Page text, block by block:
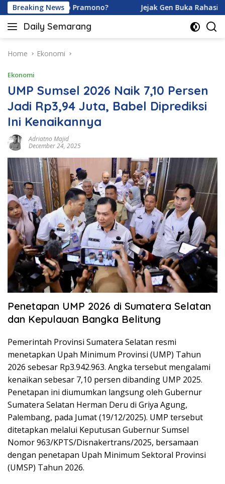
Skip
to
content
Breaking News
Ardhito Pramono? Jejak Gen Buka Rahasia Kucing
Daily Semarang
"Semarang
Ini:
Terkini
untuk
Anda"
Home Ekonomi
Ekonomi
UMP Sumsel 2026 Naik 7,10 Persen
Jadi Rp3,94 Juta, Babel Diprediksi
Ini Kenaikannya
Adriatno Majid
December 24, 2025
Penetapan UMP 2026 di Sumatera Selatan
dan Kepulauan Bangka Belitung
Pemerintah Provinsi Sumatera Selatan resmi
menetapkan Upah Minimum Provinsi (UMP) Tahun
2026 sebesar Rp3.942.963. Angka tersebut mengalami
kenaikan sebesar 7,10 persen dibanding UMP 2025.
Penetapan ini diumumkan langsung oleh Gubernur
Sumatera Selatan Herman Deru di Griya Agung,
Palembang, pada Jumat (19/12/2025). UMP tersebut
ditetapkan melalui Keputusan Gubernur Sumsel
Nomor 963/KPTS/Disnakertrans/2025, bersamaan
dengan penetapan Upah Minimum Sektoral Provinsi
(UMSP) Tahun 2026.